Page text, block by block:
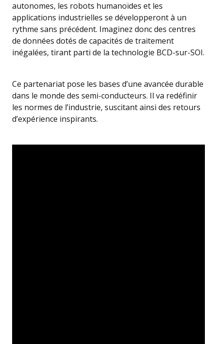
autonomes, les robots humanoïdes et les
applications industrielles se développeront à un
rythme sans précédent. Imaginez donc des centres
de données dotés de capacités de traitement
inégalées, tirant parti de la technologie BCD-sur-SOI.
Ce partenariat pose les bases d’une avancée durable
dans le monde des semi-conducteurs. Il va redéfinir
les normes de l’industrie, suscitant ainsi des retours
d’expérience inspirants.